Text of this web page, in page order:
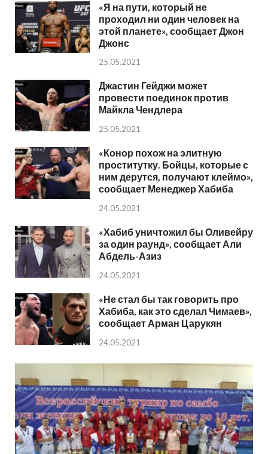
«Я на пути, который не
проходил ни один человек на
этой планете», сообщает Джон
Джонс
25.05.2021
Джастин Гейджи может
провести поединок против
Майкла Чендлера
25.05.2021
«Конор похож на элитную
проститутку. Бойцы, которые с
ним дерутся, получают клеймо»,
сообщает Менеджер Хабиба
24.05.2021
«Хабиб уничтожил бы Оливейру
за один раунд», сообщает Али
Абдель-Азиз
24.05.2021
«Не стал бы так говорить про
Хабиба, как это сделал Чимаев»,
сообщает Арман Царукян
24.05.2021